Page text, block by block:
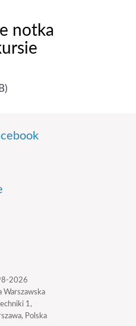
notka
2026
Warszawska
1,
Polska